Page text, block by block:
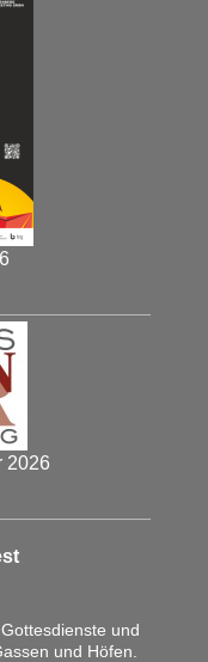
2026
und
und Höfen.